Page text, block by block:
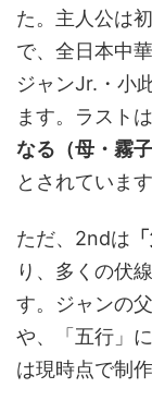
た。主人公は
で、全日本中
ジャンJr.・小
ます。ラスト
なる（母・霧
とされています
ただ、2ndは
り、多くの伏
す。ジャンの
や、「五行」
は現時点で制